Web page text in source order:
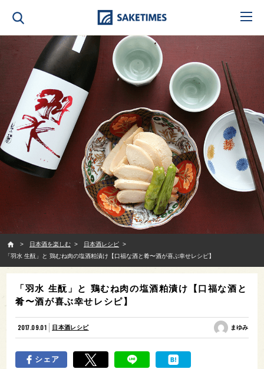
日本酒を楽しむ
日本酒レシピ
「羽水 生酛」と 鶏むね肉の塩酒粕漬け【口福な酒と肴〜酒が喜ぶ幸せレシピ】
「羽水 生酛」と 鶏むね肉の塩酒粕漬け【口福な酒と
肴〜酒が喜ぶ幸せレシピ】
2017.09.01 日本酒レシピ まゆみ
シェア